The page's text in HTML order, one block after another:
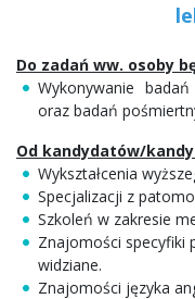
Do zadań ww. osoby
Wykonywanie
oraz badań
Od kandydatów/
Wykształcenia
Specjalizacji z
Szkoleń w zakresie
Znajomości specyfiki
widziane.
Znajomości języka